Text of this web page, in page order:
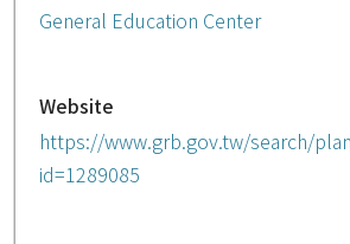
General Education Center
Website
https://www.grb.gov.tw/search/
id=1289085